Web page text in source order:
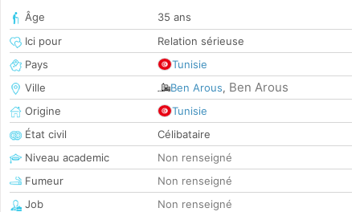
Âge
35 ans
Ici pour
Relation sérieuse
Pays
Tunisie
Ville
Ben Arous, Ben Arous
Origine
Tunisie
État civil
Célibataire
Niveau academic
Non renseigné
Fumeur
Non renseigné
Job
Non renseigné